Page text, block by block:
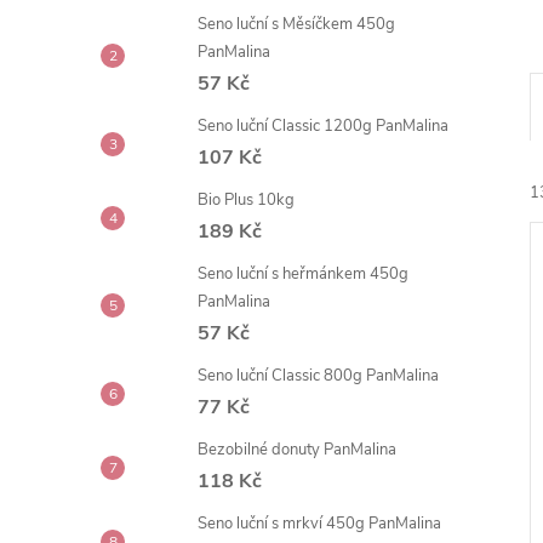
e
Seno luční s Měsíčkem 450g
PanMalina
57 Kč
Seno luční Classic 1200g PanMalina
107 Kč
Bio Plus 10kg
189 Kč
Seno luční s heřmánkem 450g
PanMalina
57 Kč
Seno luční Classic 800g PanMalina
77 Kč
Bezobilné donuty PanMalina
118 Kč
Seno luční s mrkví 450g PanMalina
a